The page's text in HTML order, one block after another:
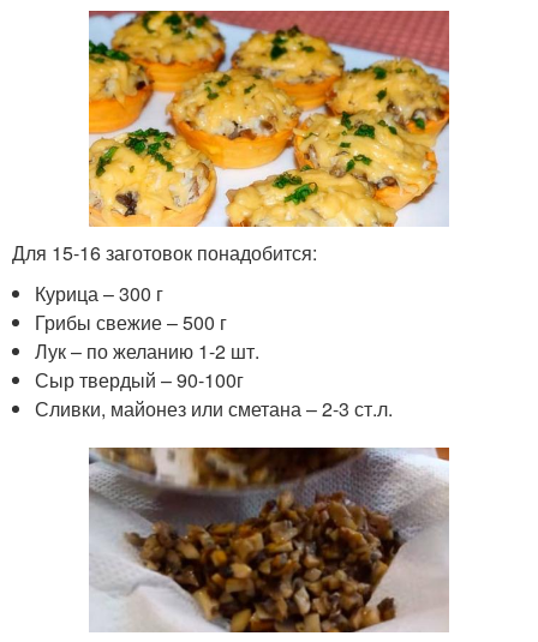
Для 15-16 заготовок понадобится:
Курица – 300 г
Грибы свежие – 500 г
Лук – по желанию 1-2 шт.
Сыр твердый – 90-100г
Сливки, майонез или сметана – 2-3 ст.л.